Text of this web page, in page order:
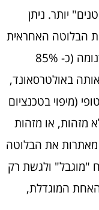
יותר. ניתן
הבלוטה האחראית
על הפרשת היתר. אם מדובר אכן באדנומה (כ- 85%
באולטרסאונד,
(מיפוי בטכנציום
מזהות, או מזהות
מאתרות את הבלוטה
"מוגבל" ולגשת רק
המוגדלת,